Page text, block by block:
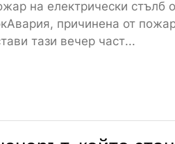
на електрически стълб
причинена от
тази вечер част...